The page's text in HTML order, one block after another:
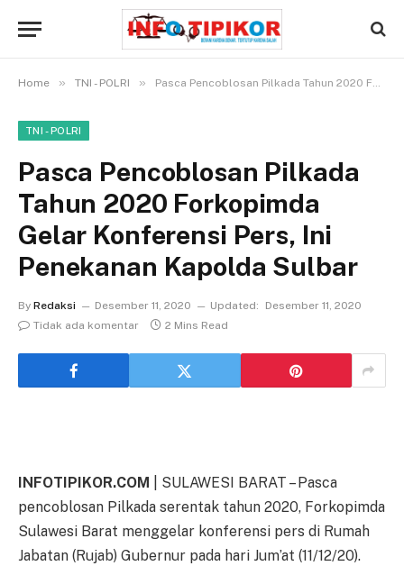
Home » TNI - POLRI » Pasca Pencoblosan Pilkada Tahun 2020 Forkopimda Gelar Konferensi Pers, Ini Penekanan Kapolda Sulbar
TNI - POLRI
Pasca Pencoblosan Pilkada
Tahun 2020 Forkopimda
Gelar Konferensi Pers, Ini
Penekanan Kapolda Sulbar
By Redaksi Desember 11, 2020 Updated:
Desember 11, 2020
Tidak ada komentar
2 Mins Read
INFOTIPIKOR.COM | SULAWESI BARAT – Pasca
pencoblosan Pilkada serentak tahun 2020, Forkopimda
Sulawesi Barat menggelar konferensi pers di Rumah
Jabatan (Rujab) Gubernur pada hari Jum’at (11/12/20).